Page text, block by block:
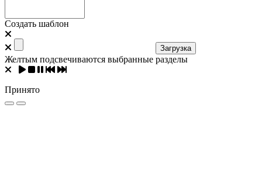
Создать шаблон
Загрузка
Желтым подсвечиваются выбранные разделы
Принято